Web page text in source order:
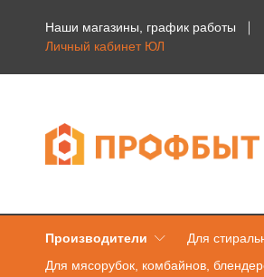
Наши магазины, график работы
Личный кабинет ЮЛ
Производители Для
Для мясорубок, комбайнов,